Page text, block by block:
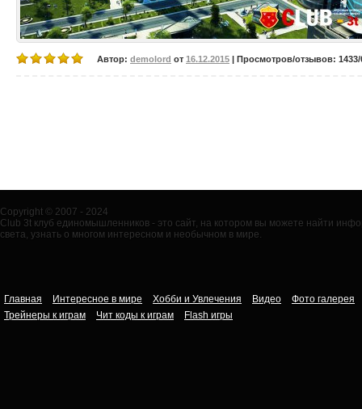
Автор: demolord от 16.12.2015 | Просмотров/отзывов: 1433/
Copyright © 2007 - 2024
Club 3t клуб единомышленников - это сайт, на котором вы можете найти
света, узнать о многом интересном и необычном в мире.
Главная Интересное в мире Хобби и Увлечения Видео
Фото галерея
Трейнеры к играм
Чит коды к играм Flash игры